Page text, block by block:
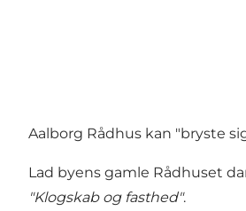
Aalborg Rådhus kan "bryste
Lad byens gamle Rådhuset
"Klogskab og fasthed".